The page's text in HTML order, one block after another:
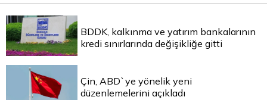
BDDK, kalkınma ve yatırım bankalarının
kredi sınırlarında değişikliğe gitti
Çin, ABD`ye yönelik yeni
düzenlemelerini açıkladı